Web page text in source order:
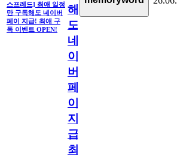
스프레드] 최애 일정
만 구독해도 네이버
페이 지급! 최애 구
독 이벤트 OPEN!
해
도
네
이
버
페
이
지
급!
최